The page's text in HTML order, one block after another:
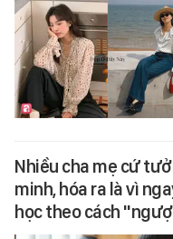
Nhiều cha mẹ cứ
minh, hóa ra là vì
học theo cách